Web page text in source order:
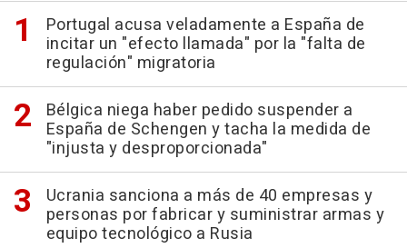
Portugal acusa veladamente a España de
incitar un "efecto llamada" por la "falta de
regulación" migratoria
Bélgica niega haber pedido suspender a
España de Schengen y tacha la medida de
"injusta y desproporcionada"
Ucrania sanciona a más de 40 empresas y
personas por fabricar y suministrar armas y
equipo tecnológico a Rusia